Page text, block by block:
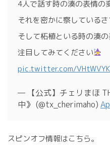
4人で話す時の湊の表情の
それを密かに察している
そして柘植といる時の湊
注目してみてください
pic.twitter.com/
— 【公式】チェリまほ
中》 (@tx_cherimaho)
スピンオフ情報はこちら。